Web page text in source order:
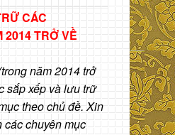
CÁC
2014 TRỞ VỀ
năm 2014 trở
sắp xếp và lưu trữ
theo chủ đề. Xin
các chuyên mục